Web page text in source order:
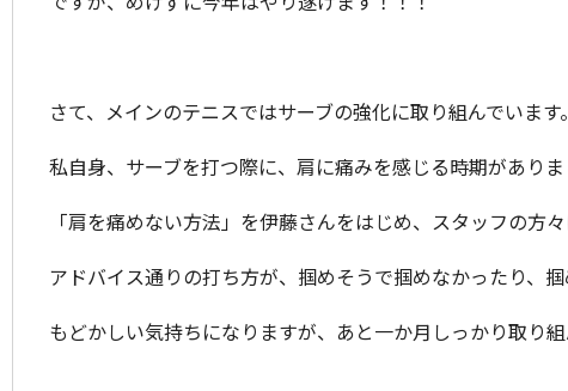
さて、メインのテニスではサーブの強化に取り組んでいます。
私自身、サーブを打つ際に、肩に痛みを感じる時期があり
「肩を痛めない方法」を伊藤さんをはじめ、スタッフの方
アドバイス通りの打ち方が、掴めそうで掴めなかったり、掴
もどかしい気持ちになりますが、あと一か月しっかり取り